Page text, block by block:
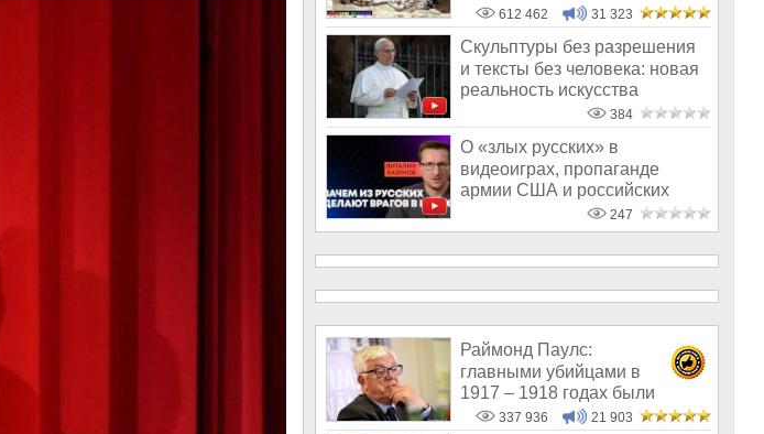
Русском!
612 462 31 323
Скульптуры без разрешения
и тексты без человека: новая
реальность искусства
384
О «злых русских» в
видеоиграх, пропаганде
армии США и российских
247
Раймонд Паулс:
главными убийцами в
1917 – 1918 годах были
латыши и евреи, а не русс
337 936 21 903